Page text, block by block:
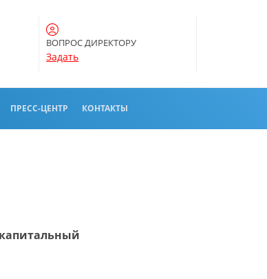
ВОПРОС ДИРЕКТОРУ
Задать
ПРЕСС-ЦЕНТР КОНТАКТЫ